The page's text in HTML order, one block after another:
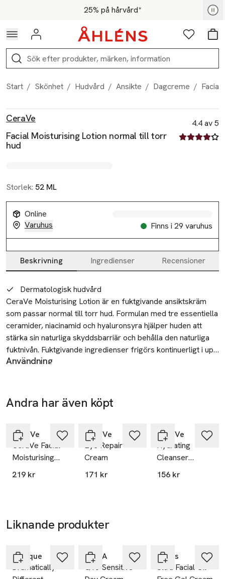
Hoppa till navigationsmenyn25% på hårvård*
För medlemmar - Shoppa nu
Logga in Favoriter
Sök
Start / Skönhet / Hudvård / Ansikte / Dagcreme / Facial
CeraVe
Facial Moisturising Lotion normal till torr
hud
4.4 av 5
4.4 av fem
Storlek: 52 ML
Online
Varuhus
Finns i 29 varuhus
Beskrivning Ingredienser Recensioner
Beskrivning
Dermatologisk hudvård
CeraVe Moisturising Lotion är en fuktgivande ansiktskräm
som passar normal till torr hud. Formulan med tre essentiella
ceramider, niacinamid och hyaluronsyra hjälper huden att
stärka sin naturliga skyddsbarriär och behålla den naturliga
fuktnivån. Fuktgivande ingredienser frigörs kontinuerligt i upp
till 24 timmar och hjälper huden behålla sin smidighet.
konsistens absorberas snabbt och täpper inte till porerna.
Applicera generöst på ansikte och hals efter rengöring på
Användning
SKU: 90585925
Andra har även köpt
CeraVe
CeraVe Facial
Moisturising
Lotion SPF30
219 kr
CeraVe
Eye Repair
Cream
171 kr
CeraVe
Hydrating
Cleanser
ansiktsrengöring
156 kr
Liknande produkter
Clinique
Dramatically
NIVEA
Q10 Sensitive
Kiehls
Ultra Facial Oil-